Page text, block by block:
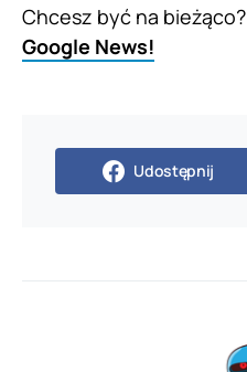
Chcesz być na bieżąco?
Google News!
Udostępnij